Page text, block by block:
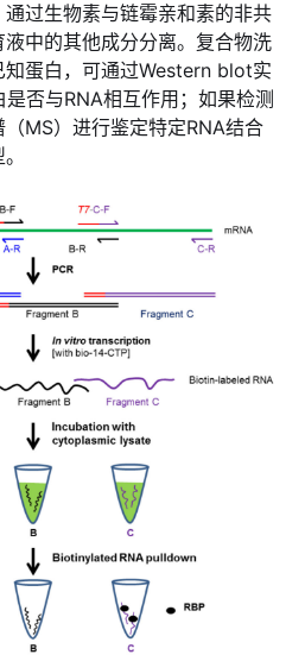
过生物素与链霉亲和素的非共
中的其他成分分离。复合物洗
知蛋白，可通过Western blot实
否与RNA相互作用；如果检测
MS）进行鉴定特定RNA结合